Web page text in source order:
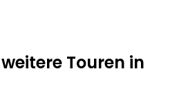
Touren in